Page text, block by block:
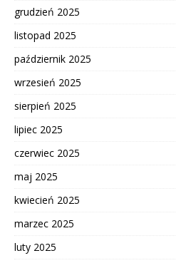
grudzień 2025
listopad 2025
październik 2025
wrzesień 2025
sierpień 2025
lipiec 2025
czerwiec 2025
maj 2025
kwiecień 2025
marzec 2025
luty 2025